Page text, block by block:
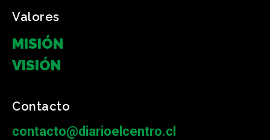
Valores
MISIÓN
VISIÓN
Contacto
contacto@diarioelcentro.cl